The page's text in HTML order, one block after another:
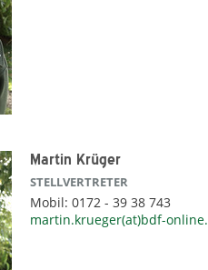
Martin Krüger
STELLVERTRETER
Mobil: 0172 - 39 38 743
martin.krueger(at)bdf-